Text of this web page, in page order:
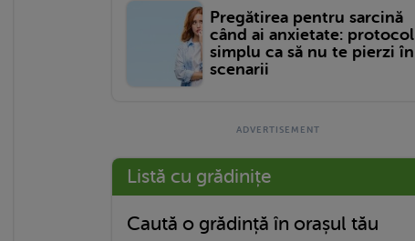
Pregătirea pentru sarcină
când ai anxietate: protocol
simplu ca să nu te pierzi în
scenarii
Listă cu grădinițe
Caută o grădință în orașul tău